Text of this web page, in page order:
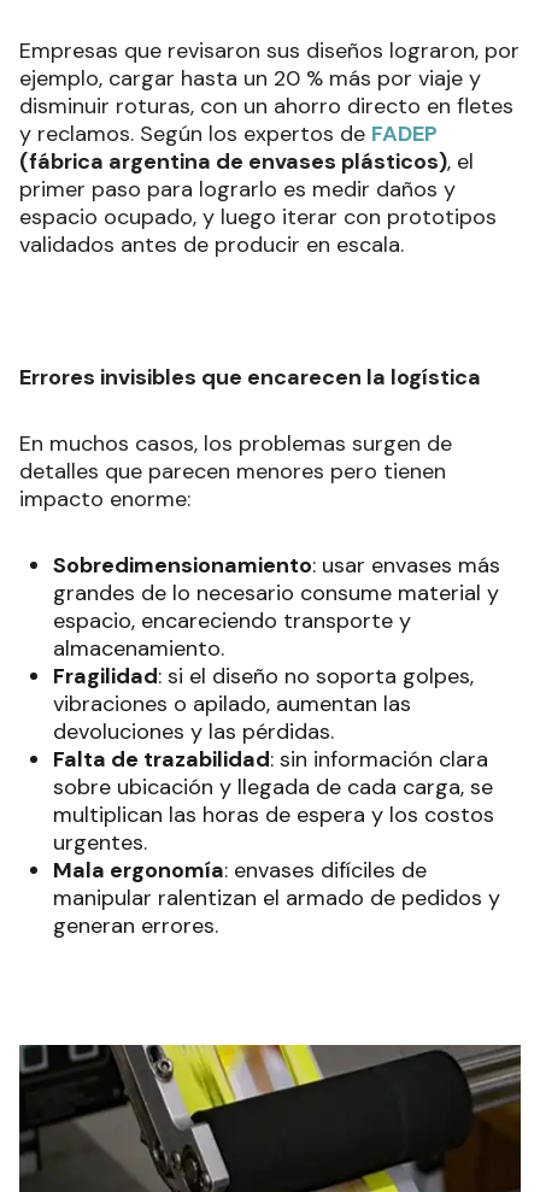
Empresas que revisaron sus diseños lograron, por
ejemplo, cargar hasta un 20 % más por viaje y
disminuir roturas, con un ahorro directo en fletes
y reclamos. Según los expertos de FADEP
(fábrica argentina de envases plásticos), el
primer paso para lograrlo es medir daños y
espacio ocupado, y luego iterar con prototipos
validados antes de producir en escala.
Errores invisibles que encarecen la logística
En muchos casos, los problemas surgen de
detalles que parecen menores pero tienen
impacto enorme:
Sobredimensionamiento: usar envases más
grandes de lo necesario consume material y
espacio, encareciendo transporte y
almacenamiento.
Fragilidad: si el diseño no soporta golpes,
vibraciones o apilado, aumentan las
devoluciones y las pérdidas.
Falta de trazabilidad: sin información clara
sobre ubicación y llegada de cada carga, se
multiplican las horas de espera y los costos
urgentes.
Mala ergonomía: envases difíciles de
manipular ralentizan el armado de pedidos y
generan errores.